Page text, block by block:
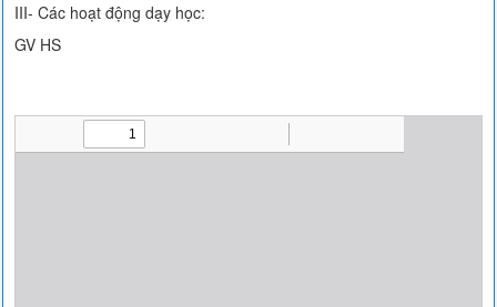
III- Các hoạt động dạy học:
GV HS